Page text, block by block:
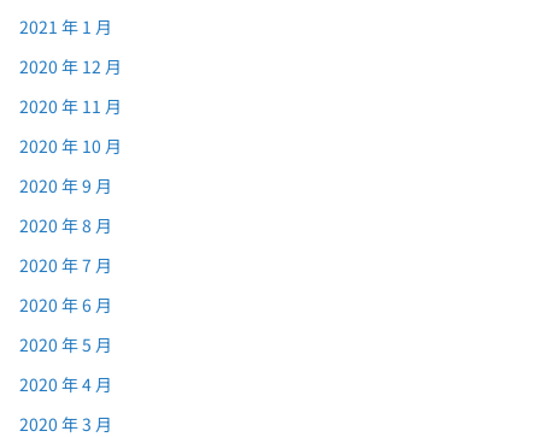
2021 年 1 月
2020 年 12 月
2020 年 11 月
2020 年 10 月
2020 年 9 月
2020 年 8 月
2020 年 7 月
2020 年 6 月
2020 年 5 月
2020 年 4 月
2020 年 3 月